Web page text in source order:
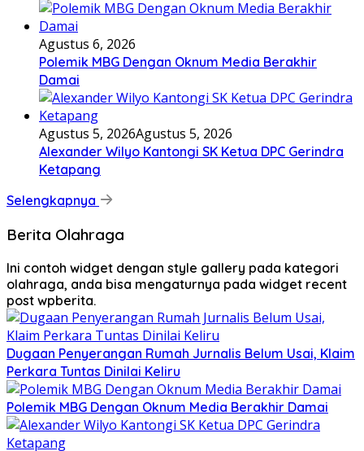
Agustus 6, 2026
Polemik MBG Dengan Oknum Media Berakhir
Damai
Agustus 5, 2026Agustus 5, 2026
Alexander Wilyo Kantongi SK Ketua DPC Gerindra
Ketapang
Selengkapnya
Berita Olahraga
Ini contoh widget dengan style gallery pada kategori
olahraga, anda bisa mengaturnya pada widget recent
post wpberita.
Dugaan Penyerangan Rumah Jurnalis Belum Usai, Klaim
Perkara Tuntas Dinilai Keliru
Polemik MBG Dengan Oknum Media Berakhir Damai